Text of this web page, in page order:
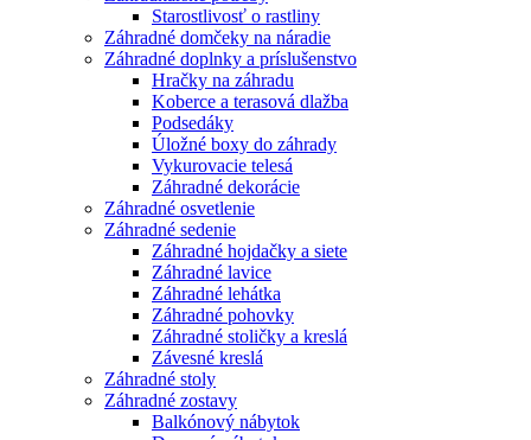
Starostlivosť o rastliny
Záhradné domčeky na náradie
Záhradné doplnky a príslušenstvo
Hračky na záhradu
Koberce a terasová dlažba
Podsedáky
Úložné boxy do záhrady
Vykurovacie telesá
Záhradné dekorácie
Záhradné osvetlenie
Záhradné sedenie
Záhradné hojdačky a siete
Záhradné lavice
Záhradné lehátka
Záhradné pohovky
Záhradné stoličky a kreslá
Závesné kreslá
Záhradné stoly
Záhradné zostavy
Balkónový nábytok